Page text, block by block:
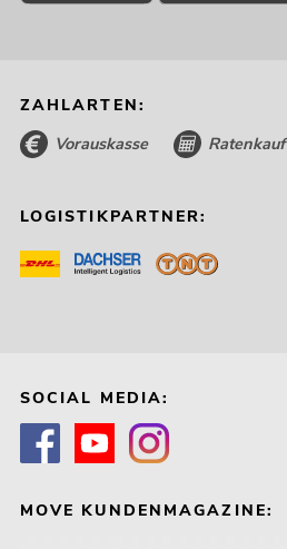
ZAHLARTEN:
Vorauskasse Ratenkauf
LOGISTIKPARTNER:
SOCIAL MEDIA:
MOVE KUNDENMAGAZINE: